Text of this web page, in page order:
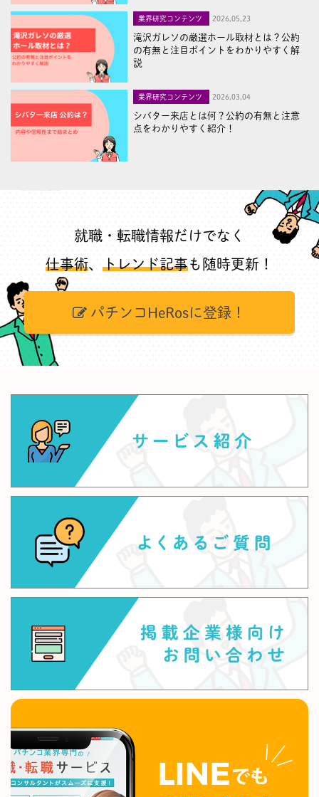
業界研究コンテンツ 2026,05,23
滝沢ガレソの厳選ホール取材とは？公約
の有無と注目ポイントをわかりやすく解
説
業界研究コンテンツ 2026,03,04
シバター来店とは何？公約の有無と注意
点をわかりやすく紹介！
就職・転職情報だけでなく
仕事術、 トレンド記事も随時更新！
パチンコHeRosに登録！